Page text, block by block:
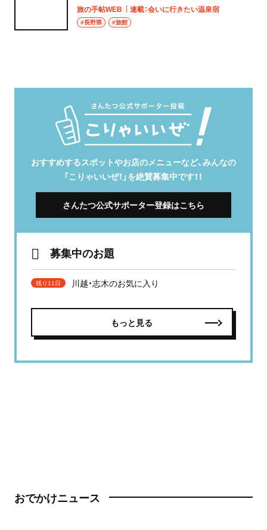
旅の手帖WEB 連載：会いに行きたい温泉宿
#長野県 #旅館
おすすめするスポットやお店のメニューなど、みんなの
「こりゃいいぜ！」を絶賛募集中です！！
さんたつ公式サポーター登録はこちら
募集中のお題
残り11日 川越・志木のお気に入り
もっと見る
おでかけニュース